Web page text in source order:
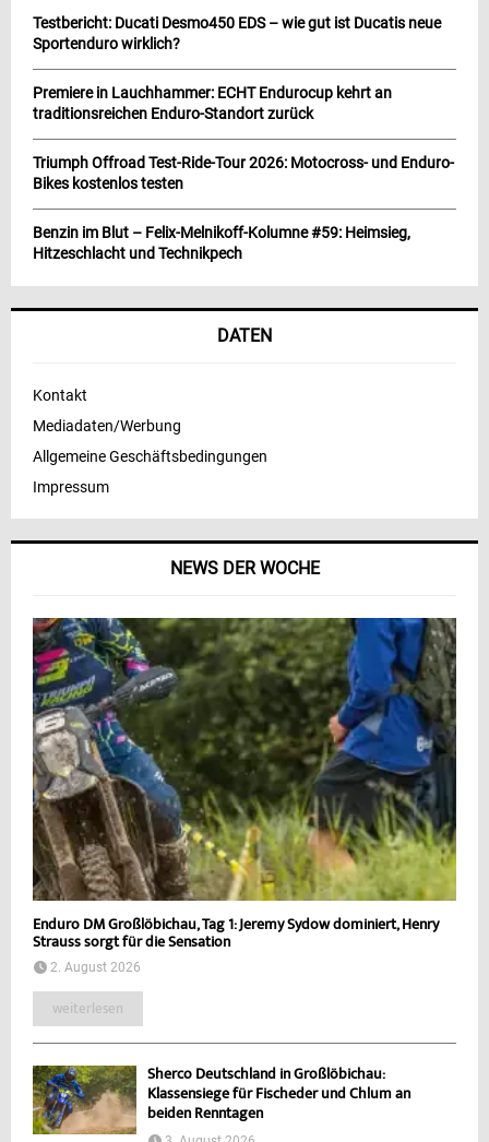
NEWS DER WOCHE
Enduro DM Großlöbichau, Tag 1: Jeremy Sydow dominiert, Henry
Strauss sorgt für die Sensation
2. August 2026
weiterlesen
Sherco Deutschland in Großlöbichau:
Klassensiege für Fischeder und Chlum an
beiden Renntagen
Testbericht: Ducati Desmo450 EDS – wie gut ist Ducatis neue
Sportenduro wirklich?
Premiere in Lauchhammer: ECHT Endurocup kehrt an
traditionsreichen Enduro-Standort zurück
Triumph Offroad Test-Ride-Tour 2026: Motocross- und Enduro-
Bikes kostenlos testen
Benzin im Blut – Felix-Melnikoff-Kolumne #59: Heimsieg,
Hitzeschlacht und Technikpech
DATEN
Kontakt
Mediadaten/Werbung
Allgemeine Geschäftsbedingungen
Impressum